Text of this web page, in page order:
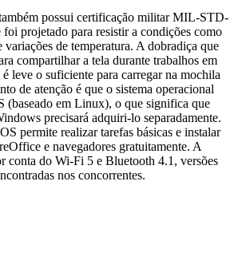
possui certificação militar MIL-STD-
projetado para resistir a condições como
variações de temperatura. A dobradiça que
compartilhar a tela durante trabalhos em
leve o suficiente para carregar na mochila
de atenção é que o sistema operacional
(baseado em Linux), o que significa que
precisará adquiri-lo separadamente.
permite realizar tarefas básicas e instalar
e navegadores gratuitamente. A
conta do Wi-Fi 5 e Bluetooth 4.1, versões
nos concorrentes.